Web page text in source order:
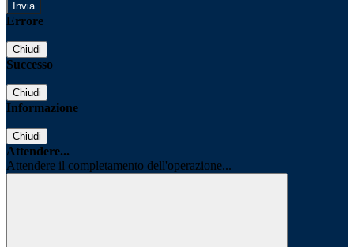
Errore
Chiudi
Successo
Chiudi
Informazione
Chiudi
Attendere...
Attendere il completamento dell'operazione...